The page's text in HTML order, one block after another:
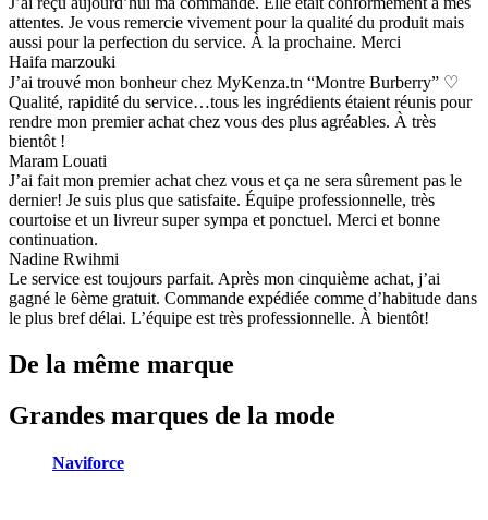
attentes. Je vous remercie vivement pour la qualité du produit mais
aussi pour la perfection du service. À la prochaine. Merci
Haifa marzouki
J’ai trouvé mon bonheur chez MyKenza.tn “Montre Burberry” ♡
Qualité, rapidité du service…tous les ingrédients étaient réunis pour
rendre mon premier achat chez vous des plus agréables. À très
bientôt !
Maram Louati
J’ai fait mon premier achat chez vous et ça ne sera sûrement pas le
dernier! Je suis plus que satisfaite. Équipe professionnelle, très
courtoise et un livreur super sympa et ponctuel. Merci et bonne
continuation.
Nadine Rwihmi
Le service est toujours parfait. Après mon cinquième achat, j’ai
gagné le 6ème gratuit. Commande expédiée comme d’habitude dans
le plus bref délai. L’équipe est très professionnelle. À bientôt!
De la même marque
Grandes marques de la mode
Naviforce